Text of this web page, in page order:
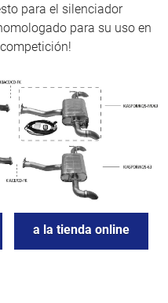
para el silenciador
para su uso en
a la tienda online